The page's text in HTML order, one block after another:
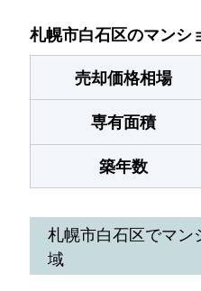
札幌市白石区のマンシ
売却価格相場
専有面積
築年数
札幌市白石区でマ
域